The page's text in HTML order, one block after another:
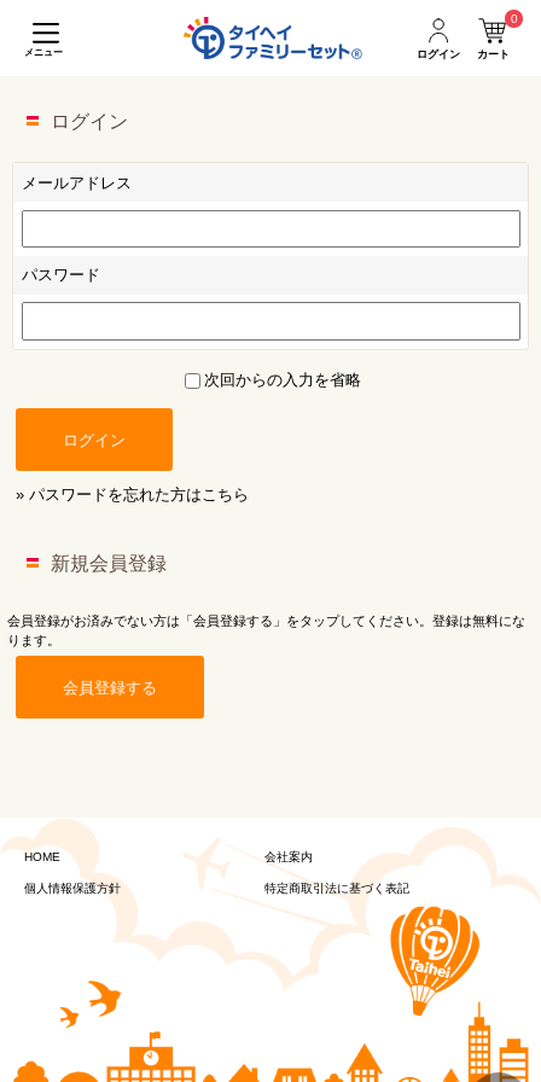
メニュー ログイン カート
0
ログイン
メールアドレス
パスワード
次回からの入力を省略
ログイン
» パスワードを忘れた方はこちら
新規会員登録
会員登録がお済みでない方は「会員登録する」をタップしてください。登録は無料にな
ります。
会員登録する
HOME 会社案内
個人情報保護方針 特定商取引法に基づく表記